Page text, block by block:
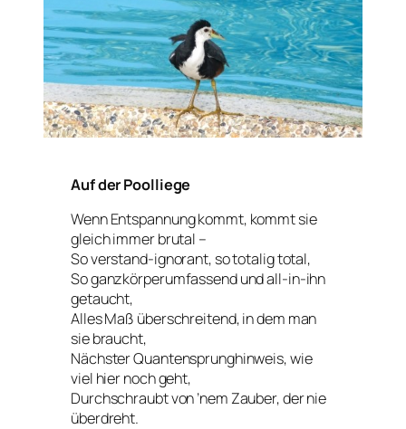
Auf der Poolliege
Wenn Entspannung kommt, kommt sie
gleich immer brutal –
So verstand-ignorant, so totalig total,
So ganzkörperumfassend und all-in-ihn
getaucht,
Alles Maß überschreitend, in dem man
sie braucht,
Nächster Quantensprunghinweis, wie
viel hier noch geht,
Durchschraubt von ’nem Zauber, der nie
überdreht.